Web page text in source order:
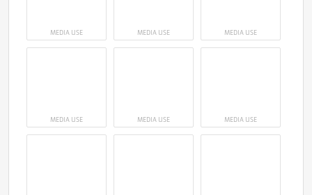
MEDIA USE MEDIA USE MEDIA USE
MEDIA USE MEDIA USE MEDIA USE